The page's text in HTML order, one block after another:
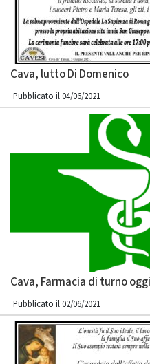
Cava, lutto Di Domenico
Pubblicato il 04/06/2021
Cava, Farmacia di turno
Pubblicato il 02/06/2021